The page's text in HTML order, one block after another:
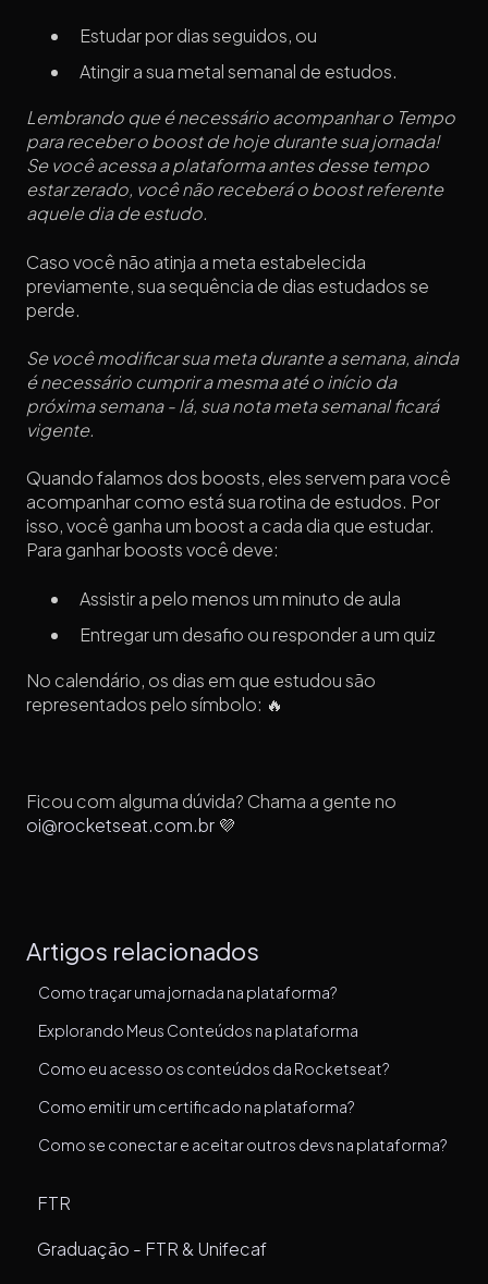
Estudar por dias seguidos, ou
Atingir a sua metal semanal de estudos.
Lembrando que é necessário acompanhar o Tempo
para receber o boost de hoje durante sua jornada!
Se você acessa a plataforma antes desse tempo
estar zerado, você não receberá o boost referente
aquele dia de estudo.
Caso você não atinja a meta estabelecida
previamente, sua sequência de dias estudados se
perde.
Se você modificar sua meta durante a semana, ainda
é necessário cumprir a mesma até o início da
próxima semana - lá, sua nota meta semanal ficará
vigente.
Quando falamos dos boosts, eles servem para você
acompanhar como está sua rotina de estudos. Por
isso, você ganha um boost a cada dia que estudar.
Para ganhar boosts você deve:
Assistir a pelo menos um minuto de aula
Entregar um desafio ou responder a um quiz
No calendário, os dias em que estudou são
representados pelo símbolo: 🔥
Ficou com alguma dúvida? Chama a gente no
oi@rocketseat.com.br 💜
Artigos relacionados
Como traçar uma jornada na plataforma?
Explorando Meus Conteúdos na plataforma
Como eu acesso os conteúdos da Rocketseat?
Como emitir um certificado na plataforma?
Como se conectar e aceitar outros devs na plataforma?
FTR
Graduação - FTR & Unifecaf